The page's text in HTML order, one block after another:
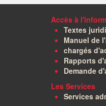
Accès à
Textes
Manuel de
chargés
Rapports
Demande
Les Services
Services